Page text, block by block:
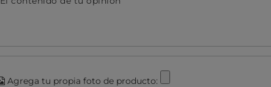
Agrega tu propia foto de producto: